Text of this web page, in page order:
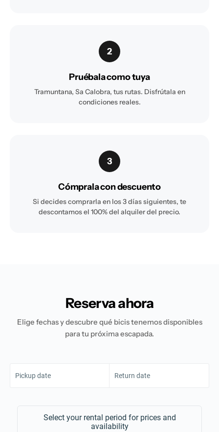
2
Pruébala como tuya
Tramuntana, Sa Calobra, tus rutas. Disfrútala en
condiciones reales.
3
Cómprala con descuento
Si decides comprarla en los 3 días siguientes, te
descontamos el 100% del alquiler del precio.
Reserva ahora
Elige fechas y descubre qué bicis tenemos disponibles
para tu próxima escapada.
Pickup date Return date
Select your rental period for prices and
availability